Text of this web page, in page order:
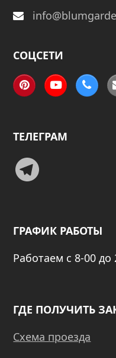
СОЦСЕТИ
PinterestYouTube
ТЕЛЕГРАМ
Telegram
ГРАФИК РАБОТЫ
Работаем с 8-00
ГДЕ ПОЛУЧИТЬ
Схема проезда